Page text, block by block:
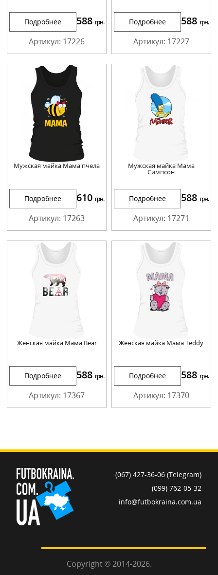
Подробнее 588 грн.
Артикул: 17226
Подробнее 588 грн.
Артикул: 17227
Мужская майка Мама пчела
Подробнее 610 грн.
Артикул: 17263
Мужская майка Мама
Симпсон
Подробнее 588 грн.
Артикул: 17271
Женская майка Мама Bear
Подробнее 588 грн.
Артикул: 17367
Женская майка Мама Teddy
Подробнее 588 грн.
Артикул: 17370
(067) 427-36-06 (Telegram)
(099) 762-05-32
info@futbokraina.com.ua
Copyright © 2014-2026.